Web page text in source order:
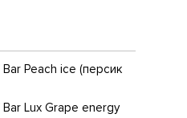
Peach ice (персик
Lux Grape energy